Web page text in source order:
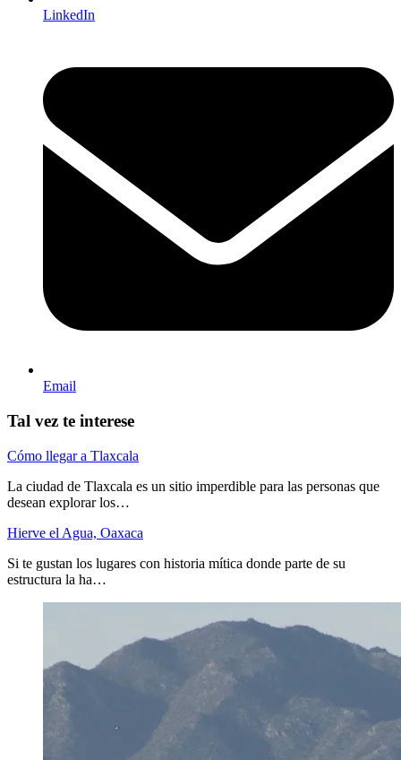
LinkedIn
Email
Tal vez te interese
Cómo llegar a Tlaxcala
La ciudad de Tlaxcala es un sitio imperdible para las personas que
desean explorar los…
Hierve el Agua, Oaxaca
Si te gustan los lugares con historia mítica donde parte de su
estructura la ha…